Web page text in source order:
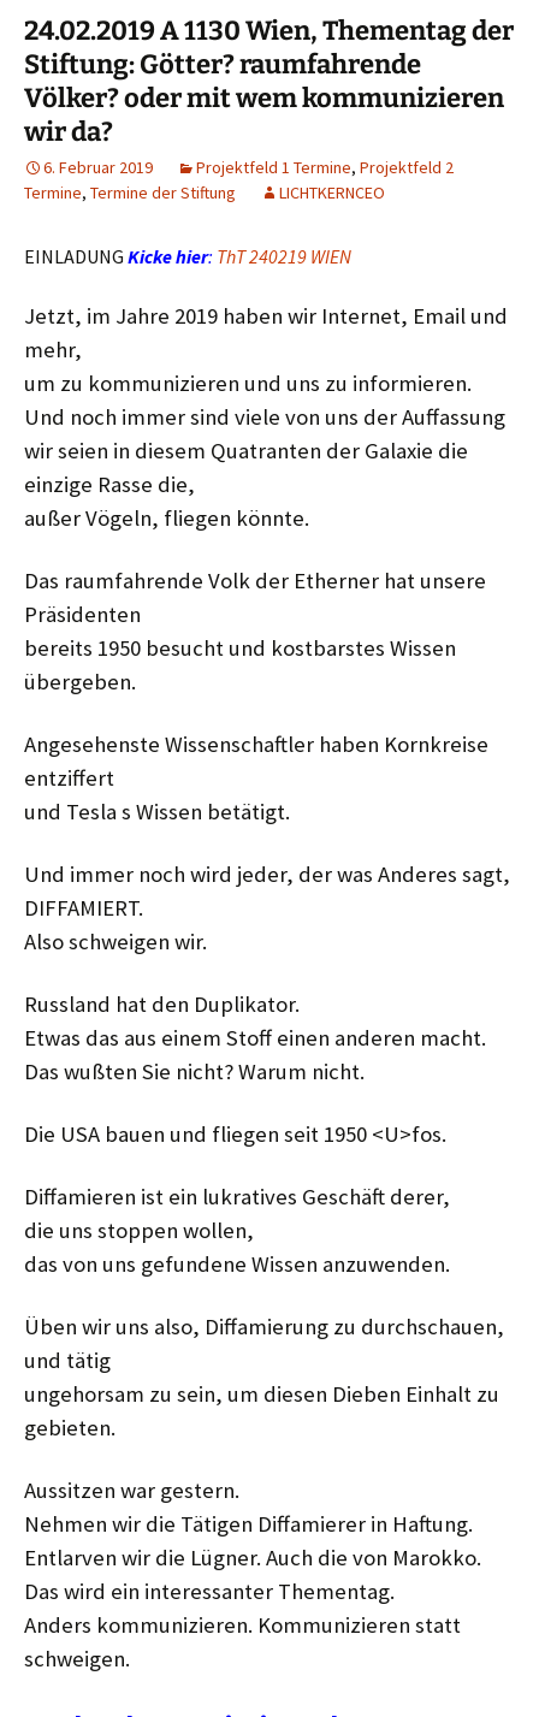
24.02.2019 A 1130 Wien, Thementag der
Stiftung: Götter? raumfahrende
Völker? oder mit wem kommunizieren
wir da?
6. Februar 2019 Projektfeld 1 Termine, Projektfeld 2
Termine, Termine der Stiftung LICHTKERNCEO
EINLADUNG Kicke hier: ThT 240219 WIEN
Jetzt, im Jahre 2019 haben wir Internet, Email und
mehr,
um zu kommunizieren und uns zu informieren.
Und noch immer sind viele von uns der Auffassung
wir seien in diesem Quatranten der Galaxie die
einzige Rasse die,
außer Vögeln, fliegen könnte.
Das raumfahrende Volk der Etherner hat unsere
Präsidenten
bereits 1950 besucht und kostbarstes Wissen
übergeben.
Angesehenste Wissenschaftler haben Kornkreise
entziffert
und Tesla s Wissen betätigt.
Und immer noch wird jeder, der was Anderes sagt,
DIFFAMIERT.
Also schweigen wir.
Russland hat den Duplikator.
Etwas das aus einem Stoff einen anderen macht.
Das wußten Sie nicht? Warum nicht.
Die USA bauen und fliegen seit 1950 <U>fos.
Diffamieren ist ein lukratives Geschäft derer,
die uns stoppen wollen,
das von uns gefundene Wissen anzuwenden.
Üben wir uns also, Diffamierung zu durchschauen,
und tätig
ungehorsam zu sein, um diesen Dieben Einhalt zu
gebieten.
Aussitzen war gestern.
Nehmen wir die Tätigen Diffamierer in Haftung.
Entlarven wir die Lügner. Auch die von Marokko.
Das wird ein interessanter Thementag.
Anders kommunizieren. Kommunizieren statt
schweigen.